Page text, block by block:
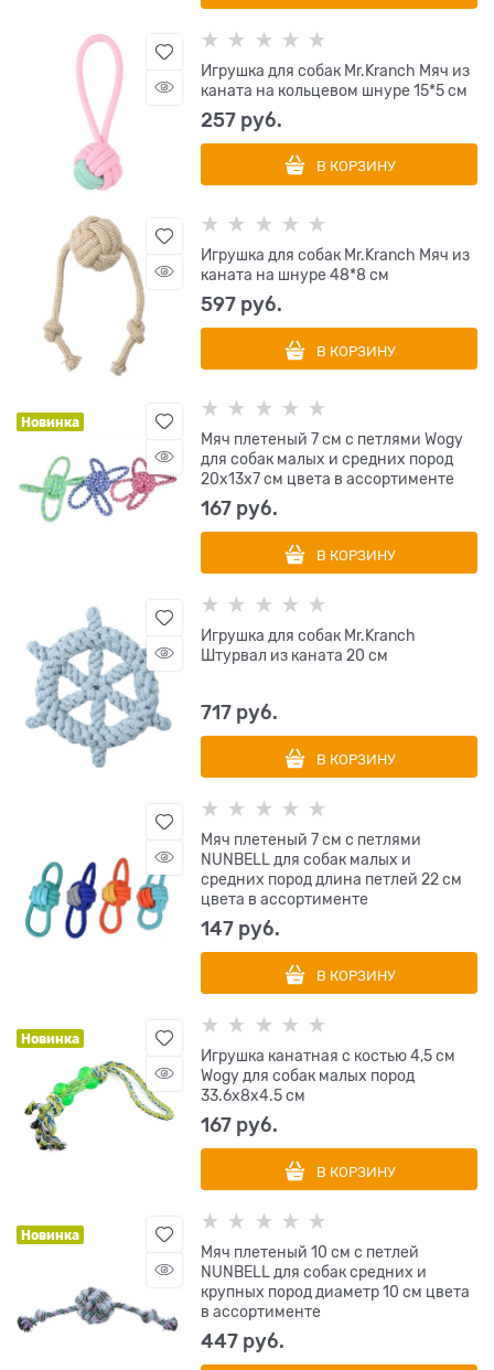
Игрушка для собак Mr.Kranch Мяч из
каната на кольцевом шнуре 15*5 см
257 руб.
В КОРЗИНУ
Игрушка для собак Mr.Kranch Мяч из
каната на шнуре 48*8 см
597 руб.
В КОРЗИНУ
Новинка
Мяч плетеный 7 см с петлями Wogy
для собак малых и средних пород
20х13х7 см цвета в ассортименте
167 руб.
В КОРЗИНУ
Игрушка для собак Mr.Kranch
Штурвал из каната 20 см
717 руб.
В КОРЗИНУ
Мяч плетеный 7 см с петлями
NUNBELL для собак малых и
средних пород длина петлей 22 см
цвета в ассортименте
147 руб.
В КОРЗИНУ
Новинка
Игрушка канатная с костью 4,5 см
Wogy для собак малых пород
33.6х8х4.5 см
167 руб.
В КОРЗИНУ
Новинка
Мяч плетеный 10 см с петлей
NUNBELL для собак средних и
крупных пород диаметр 10 см цвета
в ассортименте
447 руб.